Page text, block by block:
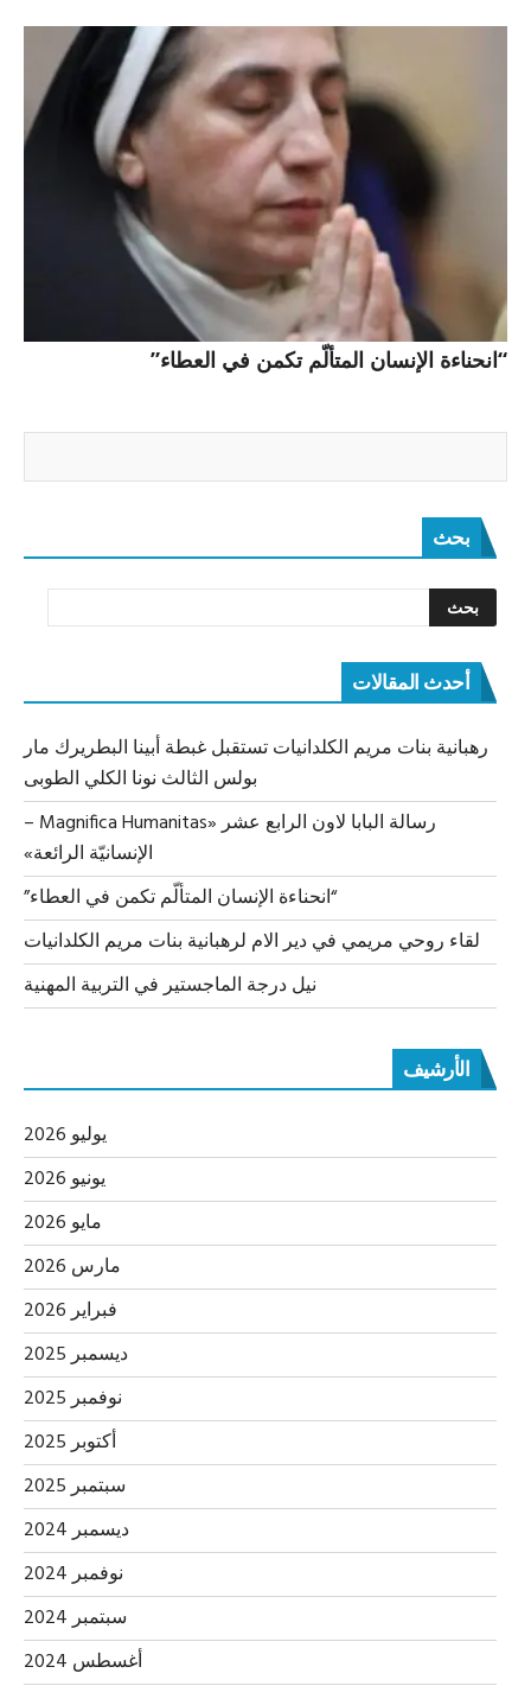
“انحناءة الإنسان المتألّم تكمن في العطاء”
بحث
أحدث المقالات
رهبانية بنات مريم الكلدانيات تستقبل غبطة أبينا البطريرك مار
بولس الثالث نونا الكلي الطوبى
رسالة البابا لاون الرابع عشر «Magnifica Humanitas –
الإنسانيّة الرائعة»
“انحناءة الإنسان المتألّم تكمن في العطاء”
لقاء روحي مريمي في دير الام لرهبانية بنات مريم الكلدانيات
نيل درجة الماجستير في التربية المهنية
الأرشيف
يوليو 2026
يونيو 2026
مايو 2026
مارس 2026
فبراير 2026
ديسمبر 2025
نوفمبر 2025
أكتوبر 2025
سبتمبر 2025
ديسمبر 2024
نوفمبر 2024
سبتمبر 2024
أغسطس 2024